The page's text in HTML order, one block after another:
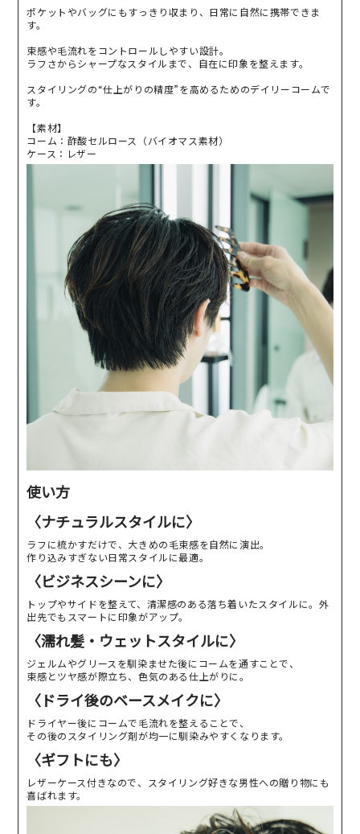
ポケットやバッグにもすっきり収まり、日常に自然に携帯できま
す。
束感や毛流れをコントロールしやすい設計。
ラフさからシャープなスタイルまで、自在に印象を整えます。
スタイリングの“仕上がりの精度”を高めるためのデイリーコームで
す。
【素材】
コーム：酢酸セルロース（バイオマス素材）
ケース：レザー
使い方
〈ナチュラルスタイルに〉
ラフに梳かすだけで、大きめの毛束感を自然に演出。
作り込みすぎない日常スタイルに最適。
〈ビジネスシーンに〉
トップやサイドを整えて、清潔感のある落ち着いたスタイルに。外
出先でもスマートに印象がアップ。
〈濡れ髪・ウェットスタイルに〉
ジェルムやグリースを馴染ませた後にコームを通すことで、
束感とツヤ感が際立ち、色気のある仕上がりに。
〈ドライ後のベースメイクに〉
ドライヤー後にコームで毛流れを整えることで、
その後のスタイリング剤が均一に馴染みやすくなります。
〈ギフトにも〉
レザーケース付きなので、スタイリング好きな男性への贈り物にも
喜ばれます。